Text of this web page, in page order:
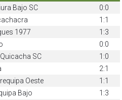
Bajo SC
0:0
1:1
1977
1:3
0:0
SC
1:0
2:1
Oeste
1:1
Bajo
1:3